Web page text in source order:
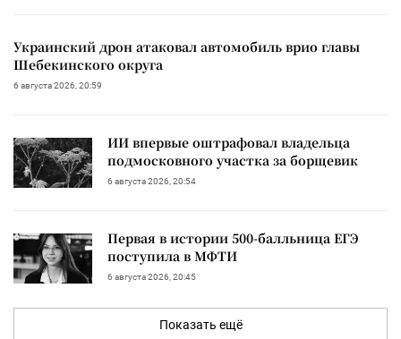
Украинский дрон атаковал автомобиль врио главы
Шебекинского округа
6 августа 2026, 20:59
ИИ впервые оштрафовал владельца
подмосковного участка за борщевик
6 августа 2026, 20:54
Первая в истории 500-балльница ЕГЭ
поступила в МФТИ
6 августа 2026, 20:45
Показать ещё